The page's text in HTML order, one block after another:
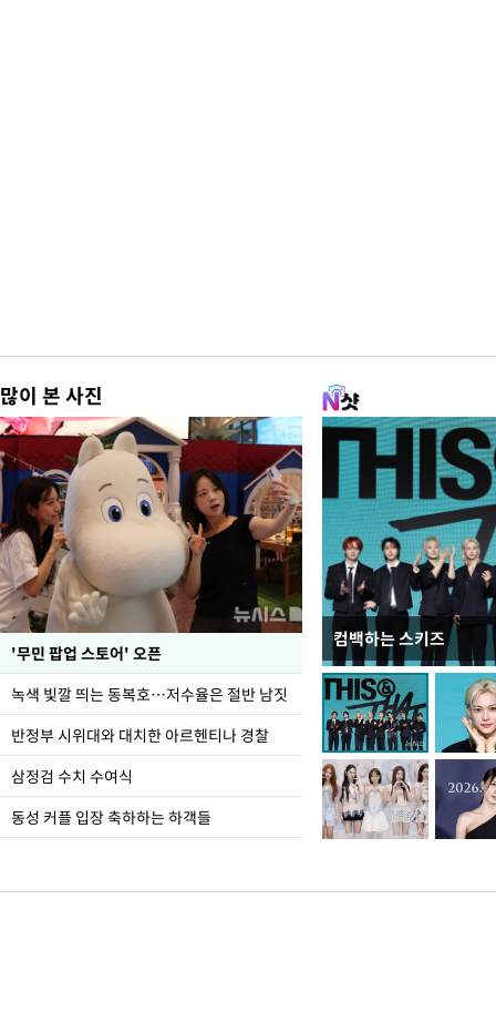
많이 본 사진
'무민 팝업 스토어' 오픈
녹색 빛깔 띄는 동복호…저수율은 절반 남짓
반정부 시위대와 대치한 아르헨티나 경찰
삼정검 수치 수여식
동성 커플 입장 축하하는 하객들
컴백하는 스키즈
지석천 뒤덮은 개구리